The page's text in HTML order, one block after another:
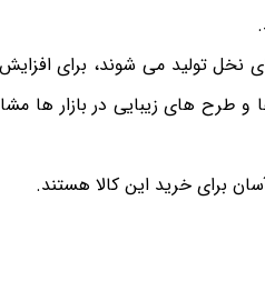
تولید می شوند، برای
و طرح های زیبایی در بازار ها
برای خرید این کالا هستند.